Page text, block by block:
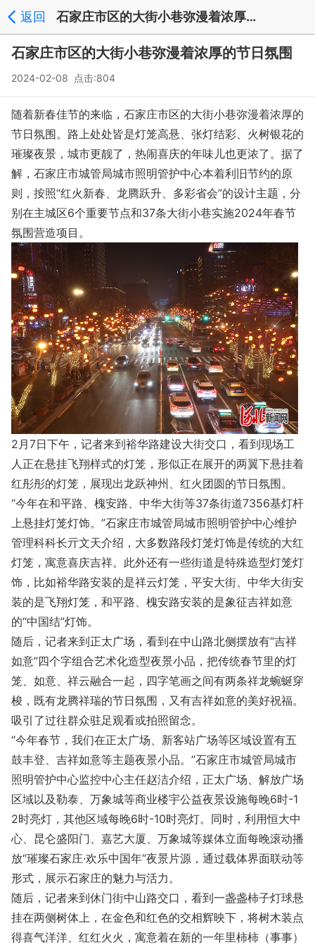
返回 石家庄市区的大街小巷弥漫着浓厚的节日氛围_新闻中心
石家庄市区的大街小巷弥漫着浓厚的节日氛围
2024-02-08 点击:804
随着新春佳节的来临，石家庄市区的大街小巷弥漫着浓厚的
节日氛围。路上处处皆是灯笼高悬、张灯结彩、火树银花的
璀璨夜景，城市更靓了，热闹喜庆的年味儿也更浓了。据了
解，石家庄市城管局城市照明管护中心本着利旧节约的原
则，按照“红火新春、龙腾跃升、多彩省会”的设计主题，分
别在主城区6个重要节点和37条大街小巷实施2024年春节
氛围营造项目。
2月7日下午，记者来到裕华路建设大街交口，看到现场工
人正在悬挂飞翔样式的灯笼，形似正在展开的两翼下悬挂着
红彤彤的灯笼，展现出龙跃神州、红火团圆的节日氛围。
“今年在和平路、槐安路、中华大街等37条街道7356基灯杆
上悬挂灯笼灯饰。”石家庄市城管局城市照明管护中心维护
管理科科长亓文天介绍，大多数路段灯笼灯饰是传统的大红
灯笼，寓意喜庆吉祥。此外还有一些街道是特殊造型灯笼灯
饰，比如裕华路安装的是祥云灯笼，平安大街、中华大街安
装的是飞翔灯笼，和平路、槐安路安装的是象征吉祥如意
的“中国结”灯饰。
随后，记者来到正太广场，看到在中山路北侧摆放有“吉祥
如意”四个字组合艺术化造型夜景小品，把传统春节里的灯
笼、如意、祥云融合一起，四字笔画之间有两条祥龙蜿蜒穿
梭，既有龙腾祥瑞的节日氛围，又有吉祥如意的美好祝福。
吸引了过往群众驻足观看或拍照留念。
“今年春节，我们在正太广场、新客站广场等区域设置有五
鼓丰登、吉祥如意等主题夜景小品。”石家庄市城管局城市
照明管护中心监控中心主任赵洁介绍，正太广场、解放广场
区域以及勒泰、万象城等商业楼宇公益夜景设施每晚6时-1
2时亮灯，其他区域每晚6时-10时亮灯。同时，利用恒大中
心、昆仑盛阳门、嘉艺大厦、万象城等媒体立面每晚滚动播
放“璀璨石家庄·欢乐中国年”夜景片源，通过载体界面联动等
形式，展示石家庄的魅力与活力。
随后，记者来到休门街中山路交口，看到一盏盏柿子灯球悬
挂在两侧树体上，在金色和红色的交相辉映下，将树木装点
得喜气洋洋、红红火火，寓意着在新的一年里柿柿（事事）